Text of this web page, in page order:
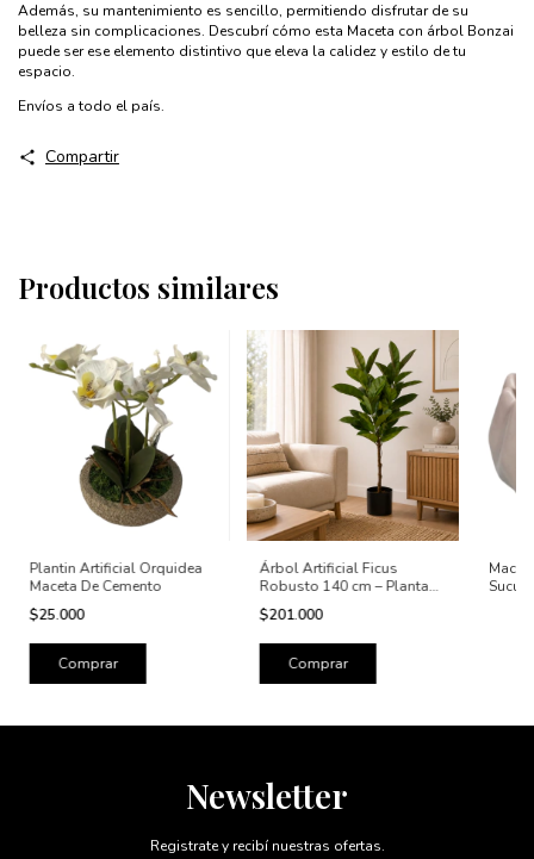
Además, su mantenimiento es sencillo, permitiendo disfrutar de su
belleza sin complicaciones. Descubrí cómo esta Maceta con árbol Bonzai
puede ser ese elemento distintivo que eleva la calidez y estilo de tu
espacio.
Envíos a todo el país.
Compartir
Productos similares
Plantin Artificial Orquidea
Maceta De Cemento
$25.000
Árbol Artificial Ficus
Robusto 140 cm – Planta
Decorativa Realista
$201.000
Newsletter
Registrate y recibí nuestras ofertas.